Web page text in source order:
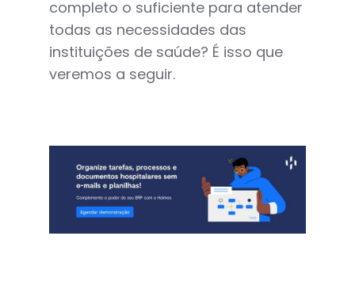
completo o suficiente para atender
todas as necessidades das
instituições de saúde? É isso que
veremos a seguir.